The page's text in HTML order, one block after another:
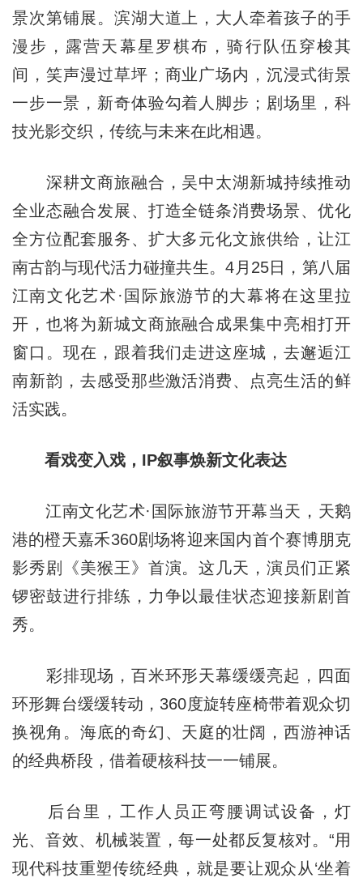
景次第铺展。滨湖大道上，大人牵着孩子的手
漫步，露营天幕星罗棋布，骑行队伍穿梭其
间，笑声漫过草坪；商业广场内，沉浸式街景
一步一景，新奇体验勾着人脚步；剧场里，科
技光影交织，传统与未来在此相遇。
深耕文商旅融合，吴中太湖新城持续推动
全业态融合发展、打造全链条消费场景、优化
全方位配套服务、扩大多元化文旅供给，让江
南古韵与现代活力碰撞共生。4月25日，第八届
江南文化艺术·国际旅游节的大幕将在这里拉
开，也将为新城文商旅融合成果集中亮相打开
窗口。现在，跟着我们走进这座城，去邂逅江
南新韵，去感受那些激活消费、点亮生活的鲜
活实践。
看戏变入戏，IP叙事焕新文化表达
江南文化艺术·国际旅游节开幕当天，天鹅
港的橙天嘉禾360剧场将迎来国内首个赛博朋克
影秀剧《美猴王》首演。这几天，演员们正紧
锣密鼓进行排练，力争以最佳状态迎接新剧首
秀。
彩排现场，百米环形天幕缓缓亮起，四面
环形舞台缓缓转动，360度旋转座椅带着观众切
换视角。海底的奇幻、天庭的壮阔，西游神话
的经典桥段，借着硬核科技一一铺展。
后台里，工作人员正弯腰调试设备，灯
光、音效、机械装置，每一处都反复核对。“用
现代科技重塑传统经典，就是要让观众从‘坐着